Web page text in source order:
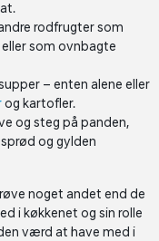
rodfrugter som
som ovnbagte
– enten alene eller
og kartofler.
og steg på panden,
og gylden
noget andet end de
i køkkenet og sin rolle
værd at have med i